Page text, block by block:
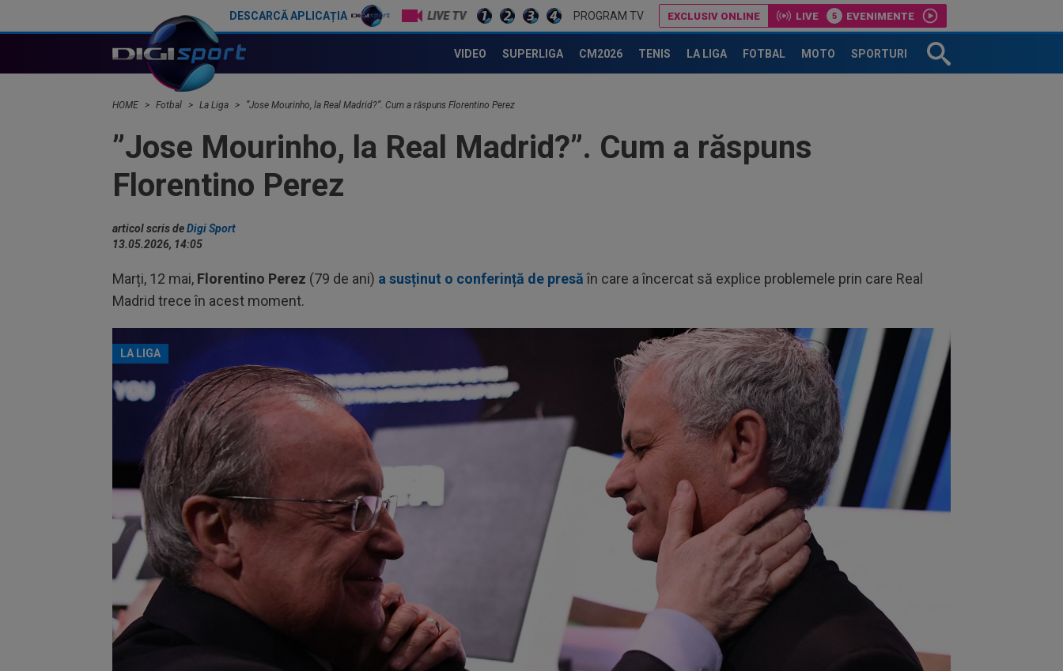
DESCARCĂ APLICAȚIA LIVE TV PROGRAM TV EXCLUSIV ONLINE LIVE EVENIMENTE
VIDEO SUPERLIGA CM2026 TENIS LA LIGA FOTBAL MOTO SPORTURI
HOME Fotbal La Liga ”Jose Mourinho, la Real Madrid?”. Cum a răspuns Florentino Perez
”Jose Mourinho, la Real Madrid?”. Cum a răspuns
Florentino Perez
articol scris deDigi Sport
13.05.2026, 14:05
Marți, 12 mai, Florentino Perez (79 de ani) a susținut o conferință de presăîn care a încercat să explice problemele prin care Real
Madrid trece în acest moment.
LA LIGA
Antonio Folha nu s-a mai ferit,
după CFR - Tromso 0-5: ”Am arătat rău...
21:40